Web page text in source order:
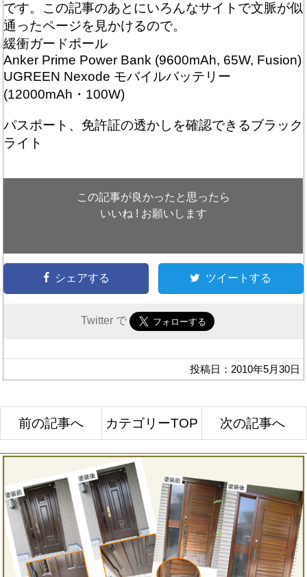
です。この記事のあとにいろんなサイトで文脈が似
通ったページを見かけるので。
緩衝ガードポール
Anker Prime Power Bank (9600mAh, 65W, Fusion)
UGREEN Nexode モバイルバッテリー
(12000mAh・100W)
パスポート、免許証の透かしを確認できるブラック
ライト
この記事が良かったと思ったら
いいね ! お願いします
シェアする ツイートする
Twitter で
投稿日：2010年5月30日
前の記事へ カテゴリーTOP 次の記事へ